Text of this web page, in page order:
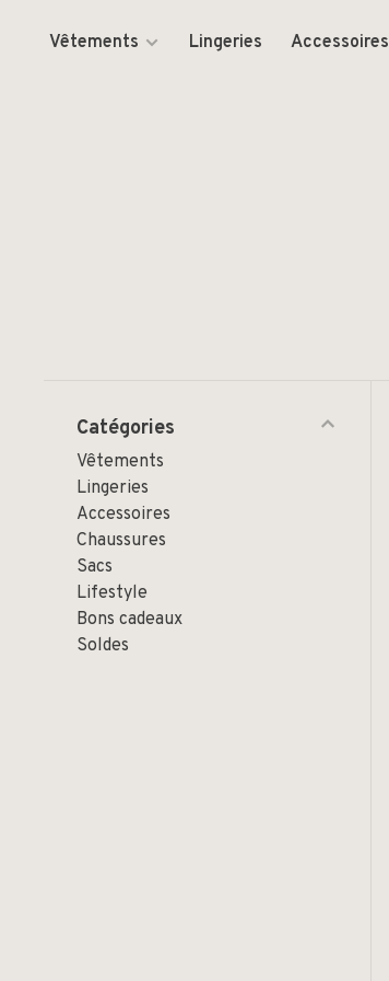
Vêtements Lingeries Accessoires
Catégories
Vêtements
Lingeries
Accessoires
Chaussures
Sacs
Lifestyle
Bons cadeaux
Soldes